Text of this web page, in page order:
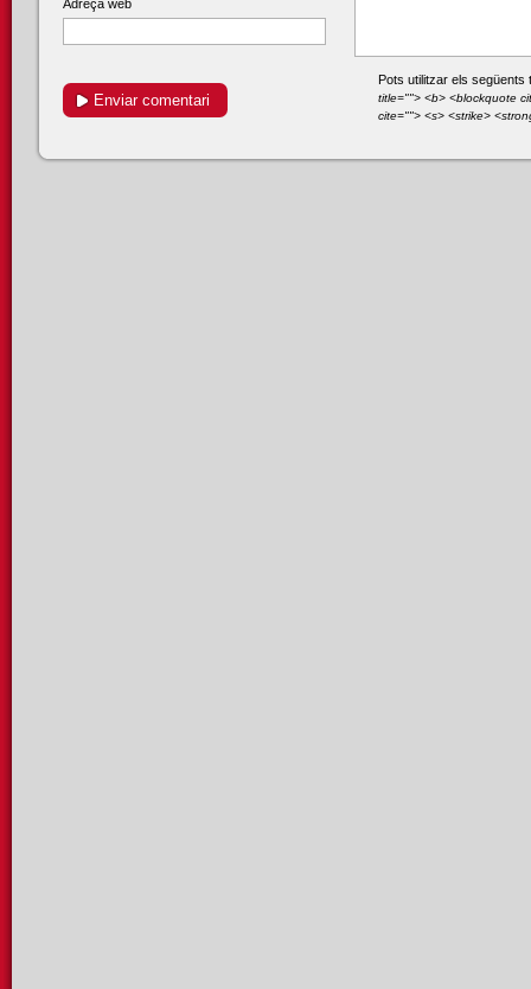
Adreça web
Pots utilitzar els
title=""> <b> <blockquote
cite=""> <s> <strike>